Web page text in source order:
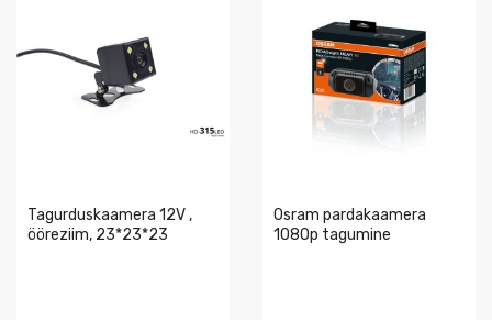
Tagurduskaamera 12V ,
ööreziim, 23*23*23
Osram pardakaamera
1080p tagumine